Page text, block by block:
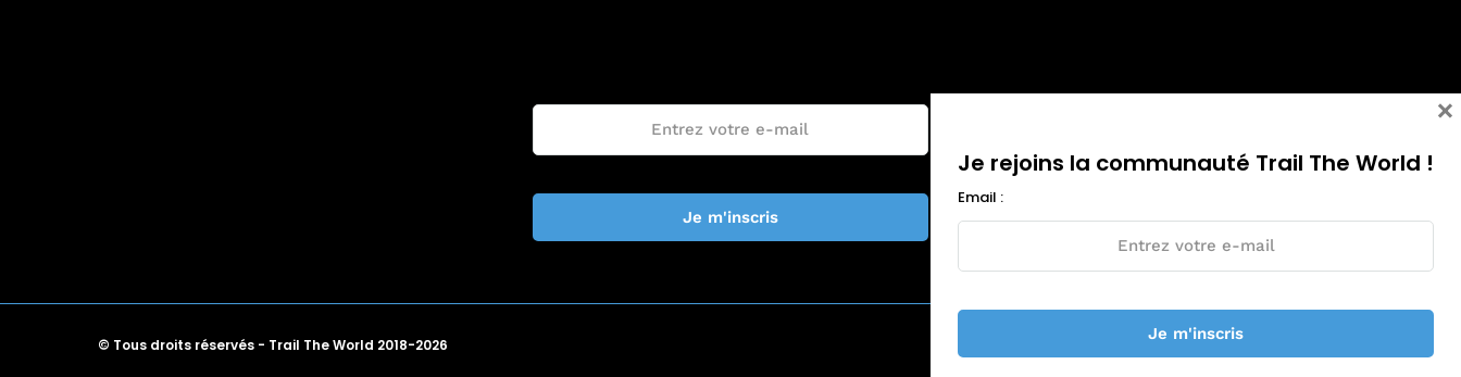
© Tous droits réservés - Trail The World 2018-2026
Je rejoins la communauté Trail The World !
Email :
×